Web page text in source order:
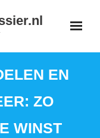
EN
ZO
WINST